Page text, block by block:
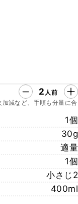
2 人前
減など、手順も分量に合
1個
30g
適量
1個
小さじ2
400ml